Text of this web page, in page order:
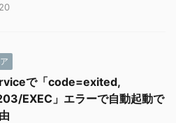
で「code=exited,
EXEC」エラーで自動起動で